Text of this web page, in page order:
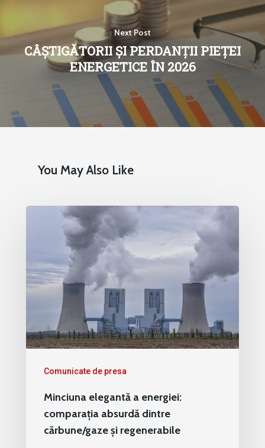
Next Post
CÂȘTIGĂTORII ȘI PERDANȚII PIEȚEI
ENERGETICE ÎN 2026
You May Also Like
Comunicate de presa
Minciuna elegantă a energiei:
comparația absurdă dintre
cărbune/gaze și regenerabile